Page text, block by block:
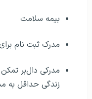
بیمه سلامت
مدرک ثبت نام
مدرکی دال‌بر
زندگی حداقل